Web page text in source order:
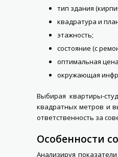
тип здания
квадратура и
этажность;
состояние (с
оптимальная
окружающая
Выбирая квартиры-
квадратных метров и
ответственность за
Особенности
Анализируя